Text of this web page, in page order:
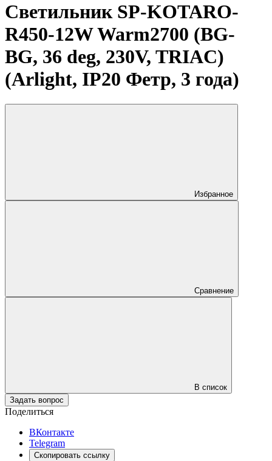
Светильник SP-KOTARO-
R450-12W Warm2700 (BG-
BG, 36 deg, 230V, TRIAC)
(Arlight, IP20 Фетр, 3 года)
Избранное
Сравнение
В список
Задать вопрос
Поделиться
ВКонтакте
Telegram
Скопировать ссылку